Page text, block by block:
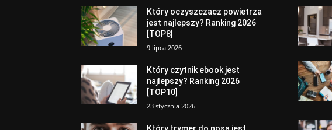
Który oczyszczacz powietrza
jest najlepszy? Ranking 2026
[TOP8]
9 lipca 2026
Który czytnik ebook jest
najlepszy? Ranking 2026
[TOP10]
23 stycznia 2026